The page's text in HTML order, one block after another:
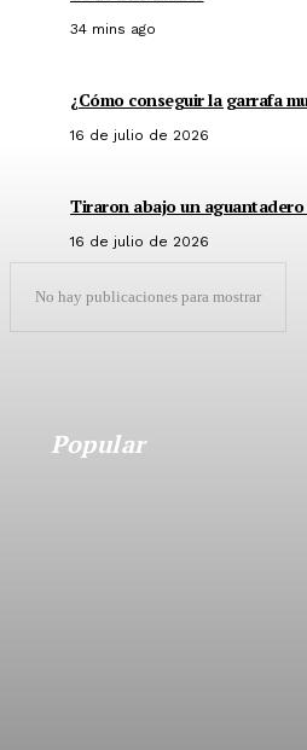
34 mins ago
¿Cómo conseguir la garrafa
16 de julio de 2026
Tiraron abajo un aguantadero
16 de julio de 2026
No hay publicaciones para mostrar
Popular